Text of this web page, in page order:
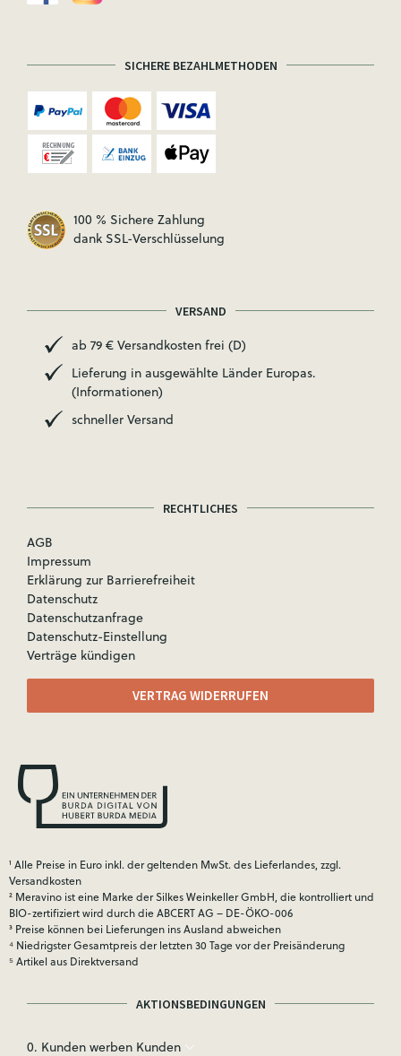
SICHERE BEZAHLMETHODEN
100 % Sichere Zahlung
dank SSL-Verschlüsselung
VERSAND
ab 79 € Versandkosten frei (D)
Lieferung in ausgewählte Länder Europas.
(Informationen)
schneller Versand
RECHTLICHES
AGB
Impressum
Erklärung zur Barrierefreiheit
Datenschutz
Datenschutzanfrage
Datenschutz-Einstellung
Verträge kündigen
VERTRAG WIDERRUFEN
¹ Alle Preise in Euro inkl. der geltenden MwSt. des Lieferlandes, zzgl.
Versandkosten
² Meravino ist eine Marke der Silkes Weinkeller GmbH, die kontrolliert und
BIO-zertifiziert wird durch die ABCERT AG – DE-ÖKO-006
³ Preise können bei Lieferungen ins Ausland abweichen
⁴ Niedrigster Gesamtpreis der letzten 30 Tage vor der Preisänderung
⁵ Artikel aus Direktversand
AKTIONSBEDINGUNGEN
0. Kunden werben Kunden